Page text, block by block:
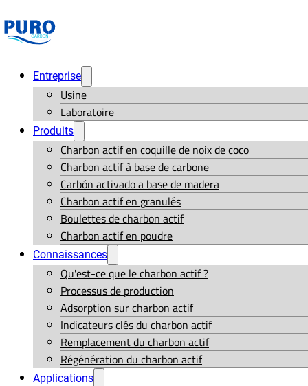
Entreprise
Usine
Laboratoire
Produits
Charbon actif en coquille de noix de coco
Charbon actif à base de carbone
Carbón activado a base de madera
Charbon actif en granulés
Boulettes de charbon actif
Charbon actif en poudre
Connaissances
Qu'est-ce que le charbon actif ?
Processus de production
Adsorption sur charbon actif
Indicateurs clés du charbon actif
Remplacement du charbon actif
Régénération du charbon actif
Applications